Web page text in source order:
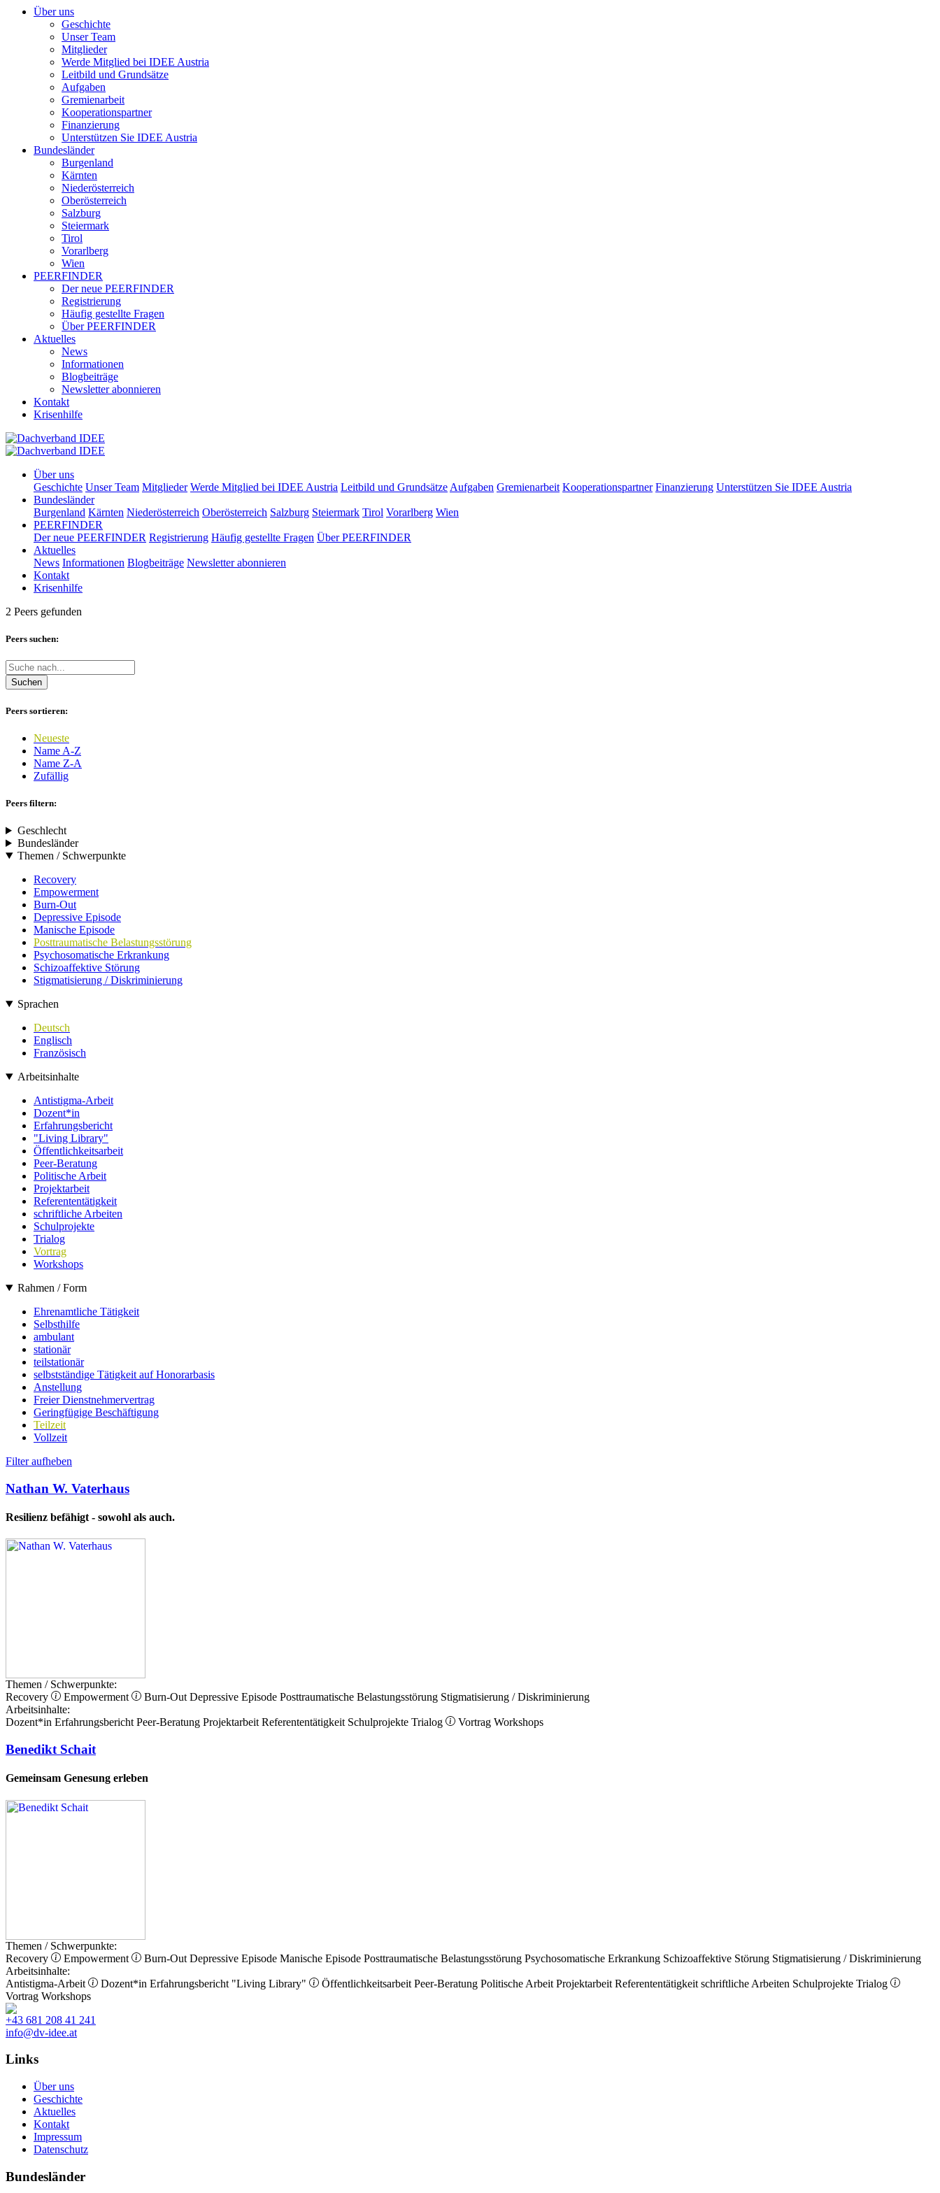
Über uns
Geschichte
Unser Team
Mitglieder
Werde Mitglied bei IDEE Austria
Leitbild und Grundsätze
Aufgaben
Gremienarbeit
Kooperationspartner
Finanzierung
Unterstützen Sie IDEE Austria
Bundesländer
Burgenland
Kärnten
Niederösterreich
Oberösterreich
Salzburg
Steiermark
Tirol
Vorarlberg
Wien
PEERFINDER
Der neue PEERFINDER
Registrierung
Häufig gestellte Fragen
Über PEERFINDER
Aktuelles
News
Informationen
Blogbeiträge
Newsletter abonnieren
Kontakt
Krisenhilfe
Über uns
Geschichte Unser Team Mitglieder Werde Mitglied bei IDEE Austria Leitbild und Grundsätze Aufgaben Gremienarbeit Kooperationspartner Finanzierung Unterstützen Sie IDEE Austria
Bundesländer
Burgenland Kärnten Niederösterreich Oberösterreich Salzburg Steiermark Tirol Vorarlberg Wien
PEERFINDER
Der neue PEERFINDER Registrierung Häufig gestellte Fragen Über PEERFINDER
Aktuelles
News Informationen Blogbeiträge Newsletter abonnieren
Kontakt
Krisenhilfe
2 Peers gefunden
Peers suchen:
Suchen
Peers sortieren:
Neueste
Name A-Z
Name Z-A
Zufällig
Peers filtern:
Geschlecht
Bundesländer
Themen / Schwerpunkte
Recovery
Empowerment
Burn-Out
Depressive Episode
Manische Episode
Posttraumatische Belastungsstörung
Psychosomatische Erkrankung
Schizoaffektive Störung
Stigmatisierung / Diskriminierung
Sprachen
Deutsch
Englisch
Französisch
Arbeitsinhalte
Antistigma-Arbeit
Dozent*in
Erfahrungsbericht
"Living Library"
Öffentlichkeitsarbeit
Peer-Beratung
Politische Arbeit
Projektarbeit
Referententätigkeit
schriftliche Arbeiten
Schulprojekte
Trialog
Vortrag
Workshops
Rahmen / Form
Ehrenamtliche Tätigkeit
Selbsthilfe
ambulant
stationär
teilstationär
selbstständige Tätigkeit auf Honorarbasis
Anstellung
Freier Dienstnehmervertrag
Geringfügige Beschäftigung
Teilzeit
Vollzeit
Filter aufheben
Nathan W. Vaterhaus
Resilienz befähigt - sowohl als auch.
Themen / Schwerpunkte:
Recovery
Empowerment Burn-Out Depressive Episode Posttraumatische Belastungsstörung Stigmatisierung / Diskriminierung
Arbeitsinhalte:
Dozent*in Erfahrungsbericht Peer-Beratung Projektarbeit Referententätigkeit Schulprojekte Trialog Vortrag Workshops
Benedikt Schait
Gemeinsam Genesung erleben
Themen / Schwerpunkte:
Recovery
Empowerment Burn-Out Depressive Episode Manische Episode Posttraumatische Belastungsstörung Psychosomatische Erkrankung Schizoaffektive Störung Stigmatisierung / Diskriminierung
Arbeitsinhalte:
Antistigma-Arbeit
Dozent*in Erfahrungsbericht "Living Library" Öffentlichkeitsarbeit Peer-Beratung Politische Arbeit Projektarbeit Referententätigkeit schriftliche Arbeiten Schulprojekte Trialog
Vortrag Workshops
+43 681 208 41 241
info@dv-idee.at
Links
Über uns
Geschichte
Aktuelles
Kontakt
Impressum
Datenschutz
Bundesländer